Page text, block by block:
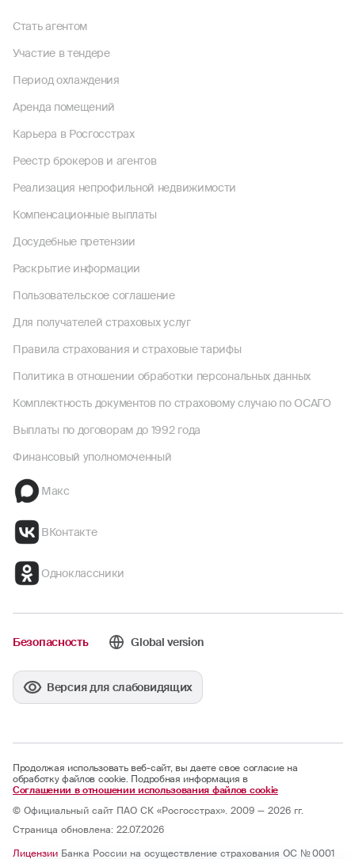
Стать агентом
Участие в тендере
Период охлаждения
Аренда помещений
Карьера в Росгосстрах
Реестр брокеров и агентов
Реализация непрофильной недвижимости
Компенсационные выплаты
Досудебные претензии
Раскрытие информации
Пользовательское соглашение
Для получателей страховых услуг
Правила страхования и страховые тарифы
Политика в отношении обработки персональных данных
Комплектность документов по страховому случаю по ОСАГО
Выплаты по договорам до 1992 года
Финансовый уполномоченный
Макс
ВКонтакте
Одноклассники
Безопасность Global version
Версия для слабовидящих
Продолжая использовать веб-сайт, вы даете свое согласие на
обработку файлов cookie. Подробная информация в
Соглашении в отношении использования файлов cookie
© Официальный сайт ПАО СК «Росгосстрах». 2009 — 2026 гг.
Страница обновлена: 22.07.2026
Лицензии Банка России на осуществление страхования ОС № 0001